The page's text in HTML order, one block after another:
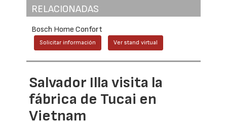
RELACIONADAS
Bosch Home Confort
Solicitar información Ver stand virtual
Salvador Illa visita la
fábrica de Tucai en
Vietnam